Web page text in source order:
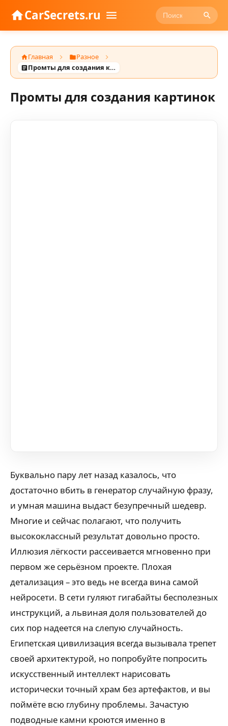
CarSecrets.ru
Главная
Разное
Промты для создания картинок
Промты для создания картинок
Буквально пару лет назад казалось, что
достаточно вбить в генератор случайную фразу,
и умная машина выдаст безупречный шедевр.
Многие и сейчас полагают, что получить
высококлассный результат довольно просто.
Иллюзия лёгкости рассеивается мгновенно при
первом же серьёзном проекте. Плохая
детализация – это ведь не всегда вина самой
нейросети. В сети гуляют гигабайты бесполезных
инструкций, а львиная доля пользователей до
сих пор надеется на слепую случайность.
Египетская цивилизация всегда вызывала трепет
своей архитектурой, но попробуйте попросить
искусственный интеллект нарисовать
исторически точный храм без артефактов, и вы
поймёте всю глубину проблемы. Зачастую
подводные камни кроются именно в